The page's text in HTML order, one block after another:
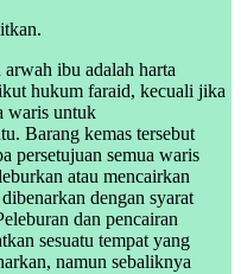
ibu adalah harta
hukum faraid, kecuali jika
waris untuk
Barang kemas tersebut
persetujuan semua waris
atau mencairkan
dengan syarat
dan pencairan
sesuatu tempat yang
namun sebaliknya